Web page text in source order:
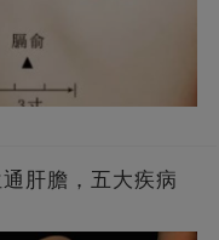
肝膽，五大疾病